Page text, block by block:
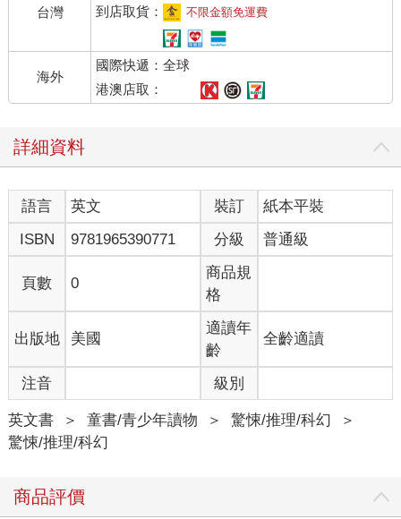
台灣
到店取貨：
不限金額免運費
海外
國際快遞：全球
港澳店取：
詳細資料
語言 英文 裝訂
紙本平裝
ISBN
9781965390771 分級 普通級
頁數 0
商品規
格
出版地 美國
適讀年
齡
全齡適讀
注音 級別
英文書 ＞ 童書/青少年讀物 ＞ 驚悚/推理/科幻
＞
驚悚/推理/科幻
商品評價